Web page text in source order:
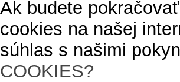
Ak budete
cookies na našej
súhlas s našimi
COOKIES?